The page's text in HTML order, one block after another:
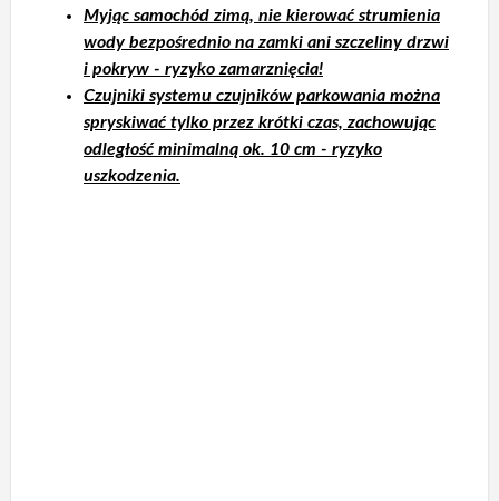
Myjąc samochód zimą, nie kierować strumienia
wody bezpośrednio na zamki ani szczeliny drzwi
i pokryw - ryzyko zamarznięcia!
Czujniki systemu czujników parkowania można
spryskiwać tylko przez krótki czas, zachowując
odległość minimalną ok. 10 cm - ryzyko
uszkodzenia.